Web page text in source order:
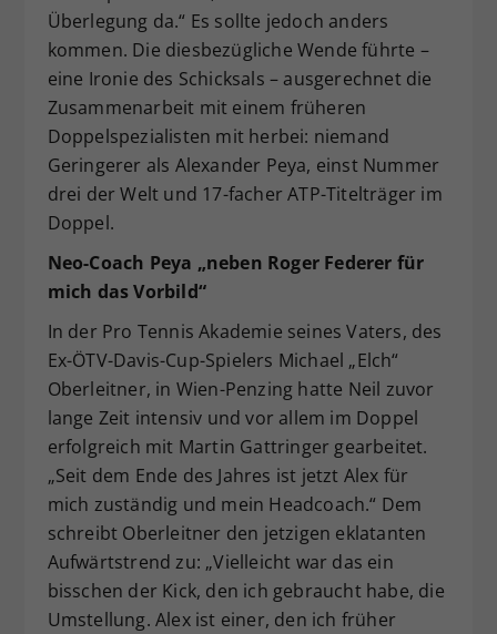
Überlegung da.“ Es sollte jedoch anders
kommen. Die diesbezügliche Wende führte –
eine Ironie des Schicksals – ausgerechnet die
Zusammenarbeit mit einem früheren
Doppelspezialisten mit herbei: niemand
Geringerer als Alexander Peya, einst Nummer
drei der Welt und 17-facher ATP-Titelträger im
Doppel.
Neo-Coach Peya „neben Roger Federer für
mich das Vorbild“
In der Pro Tennis Akademie seines Vaters, des
Ex-ÖTV-Davis-Cup-Spielers Michael „Elch“
Oberleitner, in Wien-Penzing hatte Neil zuvor
lange Zeit intensiv und vor allem im Doppel
erfolgreich mit Martin Gattringer gearbeitet.
„Seit dem Ende des Jahres ist jetzt Alex für
mich zuständig und mein Headcoach.“ Dem
schreibt Oberleitner den jetzigen eklatanten
Aufwärtstrend zu: „Vielleicht war das ein
bisschen der Kick, den ich gebraucht habe, die
Umstellung. Alex ist einer, den ich früher